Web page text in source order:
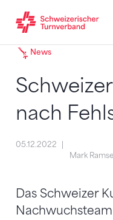
Zum Inhalt springen
Zur Sitemap navigieren
Zum Navigieren
News
nach
05.12.2022
Mark
Das Schweizer